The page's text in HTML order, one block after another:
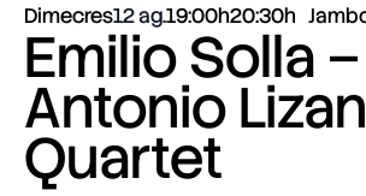
Dimecres12 ag.19:00h20:30h
Emilio Solla –
Antonio
Quartet